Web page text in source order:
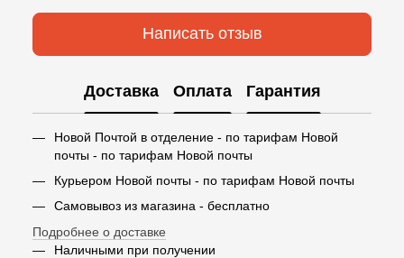
Написать отзыв
Доставка Оплата Гарантия
Новой Почтой в отделение - по тарифам Новой
почты - по тарифам Новой почты
Курьером Новой почты - по тарифам Новой почты
Самовывоз из магазина - бесплатно
Подробнее о доставке
Наличными при получении